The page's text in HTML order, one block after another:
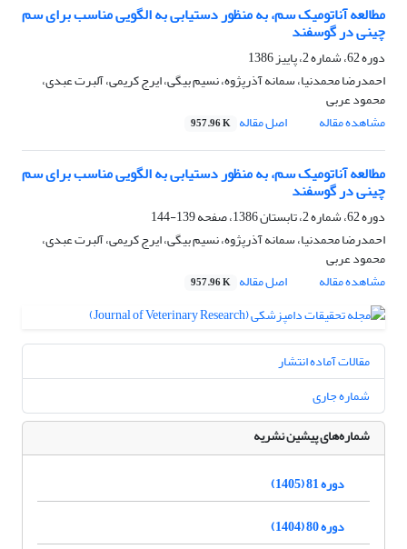
مطالعه آناتومیک سم، به منظور دستیابی به الگویی مناسب برای سم
چینی در گوسفند
دوره 62، شماره 2، پاییز 1386
احمدرضا محمدنیا، سمانه آذرپژوه، نسیم بیگی، ایرج کریمی، آلبرت عبدی،
محمود عربی
مشاهده مقاله
اصل مقاله 957.96 K
مطالعه آناتومیک سم، به منظور دستیابی به الگویی مناسب برای سم
چینی در گوسفند
دوره 62، شماره 2، تابستان 1386، صفحه
139-144
احمدرضا محمدنیا، سمانه آذرپژوه، نسیم بیگی، ایرج کریمی، آلبرت عبدی،
محمود عربی
مشاهده مقاله
اصل مقاله 957.96 K
مقالات آماده انتشار
شماره جاری
شماره‌های پیشین نشریه
دوره 81 (1405)
دوره 80 (1404)